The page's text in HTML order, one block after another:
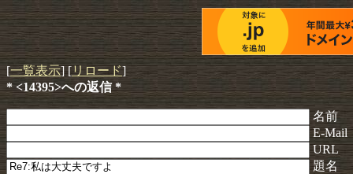
[一覧表示] [リロード]
* <14395>への返信 *
名前
E-Mail
URL
題名